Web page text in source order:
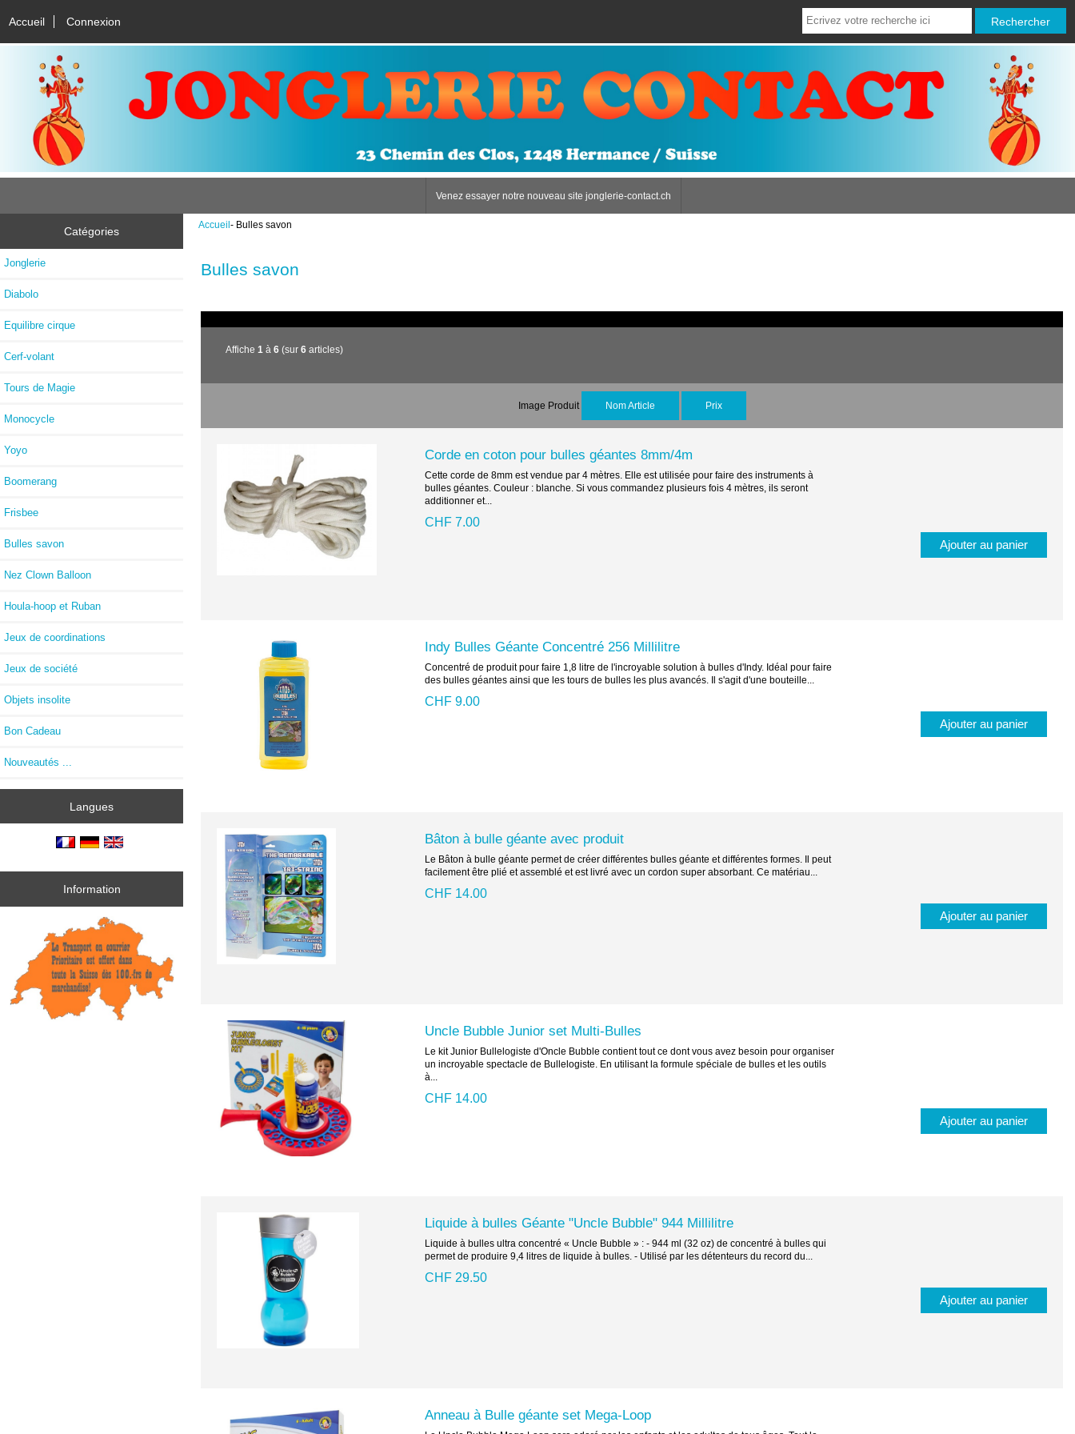
Accueil Connexion
Venez essayer notre nouveau site jonglerie-contact.ch
Catégories
Jonglerie
Diabolo
Equilibre cirque
Cerf-volant
Tours de Magie
Monocycle
Yoyo
Boomerang
Frisbee
Bulles savon
Nez Clown Balloon
Houla-hoop et Ruban
Jeux de coordinations
Jeux de société
Objets insolite
Bon Cadeau
Nouveautés ...
Langues
Information
Accueil- Bulles savon
Bulles savon
Affiche 1 à 6(sur 6articles)
Image Produit Nom Article Prix
Corde en coton pour bulles géantes 8mm/4m
Cette corde de 8mm est vendue par 4 mètres. Elle est utilisée pour faire des instruments à
bulles géantes. Couleur : blanche. Si vous commandez plusieurs fois 4 mètres, ils seront
additionner et...
CHF 7.00
Ajouter au panier
Indy Bulles Géante Concentré 256 Millilitre
Concentré de produit pour faire 1,8 litre de l'incroyable solution à bulles d'Indy. Idéal pour faire
des bulles géantes ainsi que les tours de bulles les plus avancés. Il s'agit d'une bouteille...
CHF 9.00
Ajouter au panier
Bâton à bulle géante avec produit
Le Bâton à bulle géante permet de créer différentes bulles géante et différentes formes. Il peut
facilement être plié et assemblé et est livré avec un cordon super absorbant. Ce matériau...
CHF 14.00
Ajouter au panier
Uncle Bubble Junior set Multi-Bulles
Le kit Junior Bullelogiste d'Oncle Bubble contient tout ce dont vous avez besoin pour organiser
un incroyable spectacle de Bullelogiste. En utilisant la formule spéciale de bulles et les outils
à...
CHF 14.00
Ajouter au panier
Liquide à bulles Géante "Uncle Bubble" 944 Millilitre
Liquide à bulles ultra concentré « Uncle Bubble » : - 944 ml (32 oz) de concentré à bulles qui
permet de produire 9,4 litres de liquide à bulles. - Utilisé par les détenteurs du record du...
CHF 29.50
Ajouter au panier
Anneau à Bulle géante set Mega-Loop